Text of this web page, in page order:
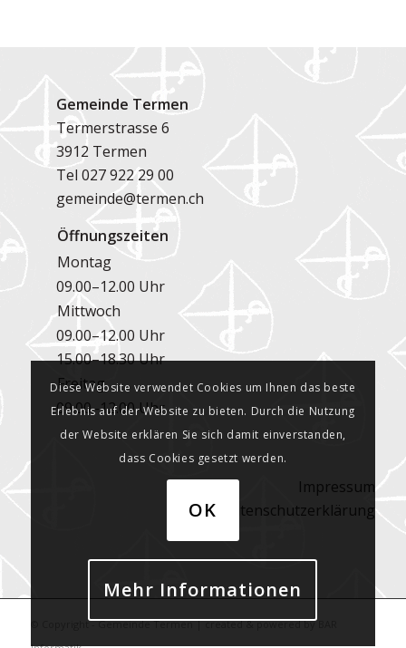
Gemeinde Termen
Termerstrasse 6
3912 Termen
Tel027 922 29 00
gemeinde@termen.ch
Öffnungszeiten
Montag
09.00–12.00 Uhr
Mittwoch
09.00–12.00 Uhr
15.00–18.30 Uhr
Freitag
09.00–12.00 Uhr
Impressum
Datenschutzerklärung
© Copyright - Gemeinde Termen | created & powered by
Diese Website verwendet Cookies um Ihnen das beste
Erlebnis auf der Website zu bieten. Durch die Nutzung
der Website erklären Sie sich damit einverstanden,
dass Cookies gesetzt werden.
OK
Mehr Informationen